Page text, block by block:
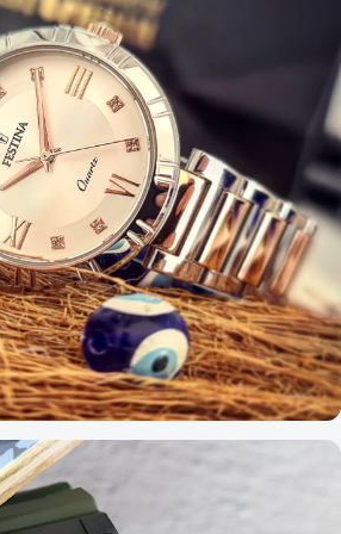
16936/B - Luxusné
s španielskym šarmom